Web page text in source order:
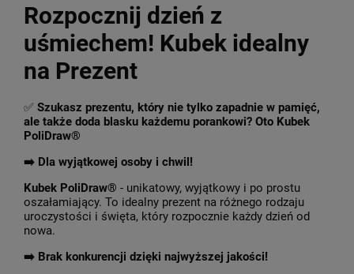
Rozpocznij dzień z
uśmiechem! Kubek idealny
na Prezent
✅ Szukasz prezentu, który nie tylko zapadnie w pamięć,
ale także doda blasku każdemu porankowi? Oto Kubek
PoliDraw®
➡️ Dla wyjątkowej osoby i chwil!
Kubek PoliDraw® - unikatowy, wyjątkowy i po prostu
oszałamiający. To idealny prezent na różnego rodzaju
uroczystości i święta, który rozpocznie każdy dzień od
nowa.
➡️ Brak konkurencji dzięki najwyższej jakości!